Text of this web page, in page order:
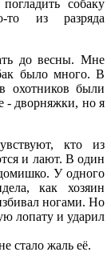
собаку
из разряда
до весны. Мне
было много. В
охотников были
- дворняжки, но я
кто из
и лают. В один
У одного
как хозяин
ногами. Но
лопату и ударил
стало жаль её.